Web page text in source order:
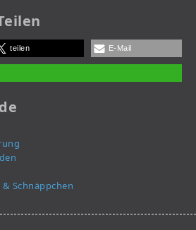
teilen E-Mail
Schnäppchen